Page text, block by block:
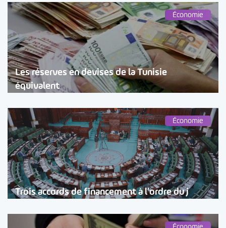
Économie
Les réserves en devises de la Tunisie
équivalent
Économie
Trois accords de financement à l’ordre du j